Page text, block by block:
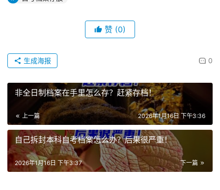
赞 (0)
0
生成海报
非全日制档案在手里怎么存？赶紧存档！
上一篇 2026年1月16日 下午3:36
自己拆封本科自考档案怎么办？后果很严重！
下一篇
2026年1月16日 下午3:37